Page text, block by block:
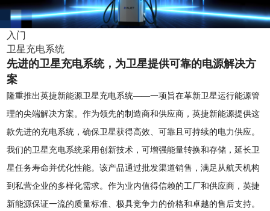
入门
卫星充电系统
先进的卫星充电系统，为卫星提供可靠的电源解决方
案
隆重推出英捷新能源卫星充电系统——一项旨在革新卫星运行能源管
理的尖端解决方案。作为领先的制造商和供应商，英捷新能源提供这
款先进的充电系统，确保卫星获得高效、可靠且可持续的电力供应。
我们的卫星充电系统采用创新技术，可增强能量转换和存储，延长卫
星任务寿命并优化性能。该产品通过批发渠道销售，满足从航天机构
到私营企业的多样化需求。作为业内值得信赖的工厂和供应商，英捷
新能源保证一流的质量标准、极具竞争力的价格和卓越的售后支持。